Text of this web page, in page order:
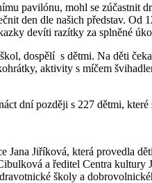
pavilónu, mohl se
den dle našich představ.
devíti razítky za splněné
dospělí s dětmi. Na děti
aktivity s míčem
dní později s 227 dětmi, které
Jiříková, která provedla
a ředitel Centra
školy a